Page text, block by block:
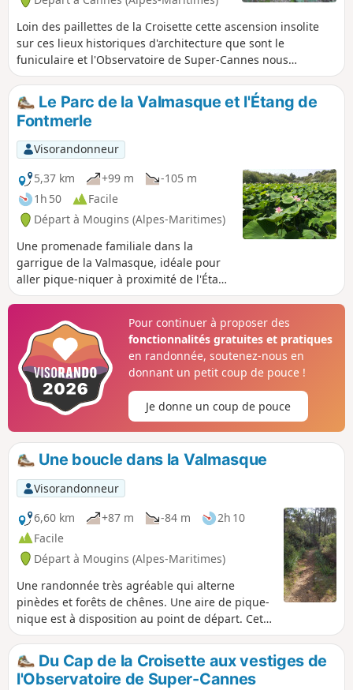
Loin des paillettes de la Croisette cette ascension insolite
sur ces lieux historiques d'architecture que sont le
funiculaire et l'Observatoire de Super-Cannes nous
replonge dans les années passées. La nature ayant reprit
ses droits, ce dépaysement aux portes de Cannes est
garanti.Le Parc de la Valmasque et l'Étang de
Fontmerle
Visorandonneur
5,37 km
+99 m
-105 m
1h 50
Facile
Départ à Mougins (Alpes-Maritimes)
Une promenade familiale dans la
garrigue de la Valmasque, idéale pour
aller pique-niquer à proximité de l'Étang
de Fontmerle. Ce dernier est recouvert
juillet à mi-septembre.Pour continuer à proposer des
fonctionnalités gratuites et pratiques
en randonnée, soutenez-nous en
donnant un petit coup de pouce !
Je donne un coup de pouce
Une boucle dans la Valmasque
Visorandonneur
6,60 km
+87 m -84 m
2h 10
Facile
Départ à Mougins (Alpes-Maritimes)
Une randonnée très agréable qui alterne
pinèdes et forêts de chênes. Une aire de pique-
nique est à disposition au point de départ. Cette
randonnée peut également s'envisager à VTT.
Du Cap de la Croisette aux vestiges de
l'Observatoire de Super-Cannes